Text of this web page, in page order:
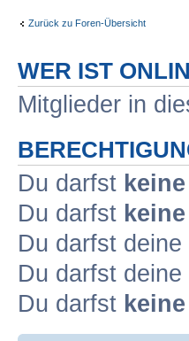
Zurück zu Foren-Übersicht
WER IST
Mitglieder in
Du darfst keine
Du darfst keine
Du darfst
Du darfst
Du darfst keine